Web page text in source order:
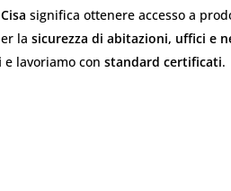
Cisa significa ottenere accesso a
la sicurezza di abitazioni, uffici e
e lavoriamo con standard certificati.